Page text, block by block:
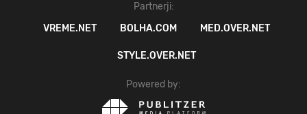
Partnerji:
VREME.NET
BOLHA.COM MED.OVER.NET
STYLE.OVER.NET
Powered by: